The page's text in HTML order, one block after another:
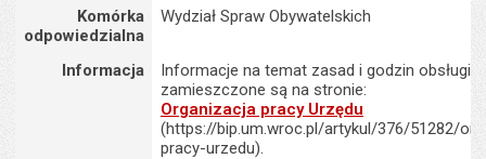
Komórka
odpowiedzialna
Wydział Spraw Obywatelskich
Informacja
Informacje na temat zasad i godzin obsługi
zamieszczone są na stronie:
Organizacja pracy Urzędu
(https://bip.um.wroc.pl/artykul/376/51282/
pracy-urzedu).